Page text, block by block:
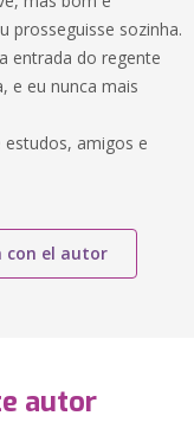
prosseguisse sozinha.
entrada do regente
e eu nunca mais
amigos e
con el autor
autor